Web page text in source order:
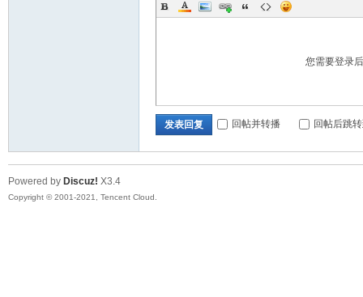
您需要登录
发表回复 回帖并转播 回帖后跳
Powered by Discuz! X3.4
Copyright © 2001-2021, Tencent Cloud.